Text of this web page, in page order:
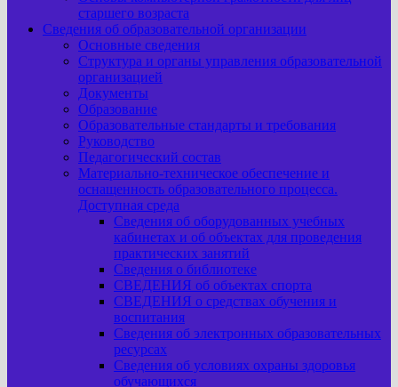
старшего возраста
Сведения об образовательной организации
Основные сведения
Структура и органы управления образовательной
организацией
Документы
Образование
Образовательные стандарты и требования
Руководство
Педагогический состав
Материально-техническое обеспечение и
оснащенность образовательного процесса.
Доступная среда
Сведения об оборудованных учебных
кабинетах и об объектах для проведения
практических занятий
Сведения о библиотеке
СВЕДЕНИЯ об объектах спорта
СВЕДЕНИЯ о средствах обучения и
воспитания
Сведения об электронных образовательных
ресурсах
Сведения об условиях охраны здоровья
обучающихся